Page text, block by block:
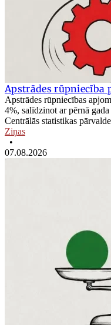
Apstrādes rūpniecība
Apstrādes rūpniecības
4%, salīdzinot ar pērnā
Centrālās statistikas
Ziņas
•
07.08.2026